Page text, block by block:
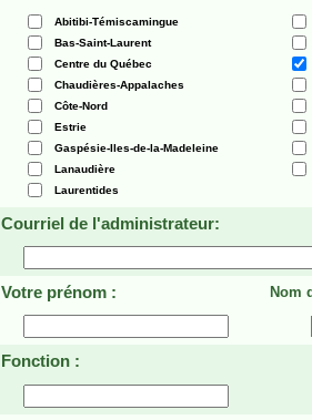
Abitibi-Témiscamingue
Bas-Saint-Laurent
Centre du Québec
Chaudières-Appalaches
Côte-Nord
Estrie
Gaspésie-Iles-de-la-Madeleine
Lanaudière
Laurentides
Courriel de l'administrateur:
Votre prénom : Nom
Fonction :